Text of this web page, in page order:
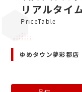
リアルタイ
PriceTable
ゆめタウン夢彩都